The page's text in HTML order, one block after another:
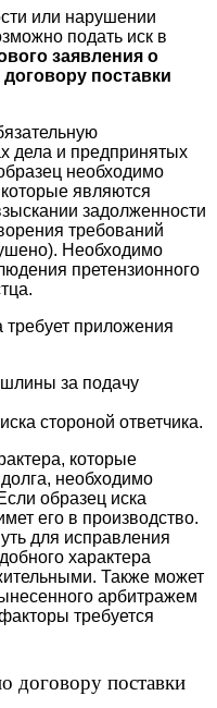
или нарушении
подать иск в
заявления о
поставки
дела и предпринятых
необходимо
являются
задолженности
требований
Необходимо
претензионного
требует приложения
за подачу
стороной ответчика.
которые
необходимо
образец иска
его в производство.
для исправления
характера
Также может
арбитражем
требуется
договору поставки